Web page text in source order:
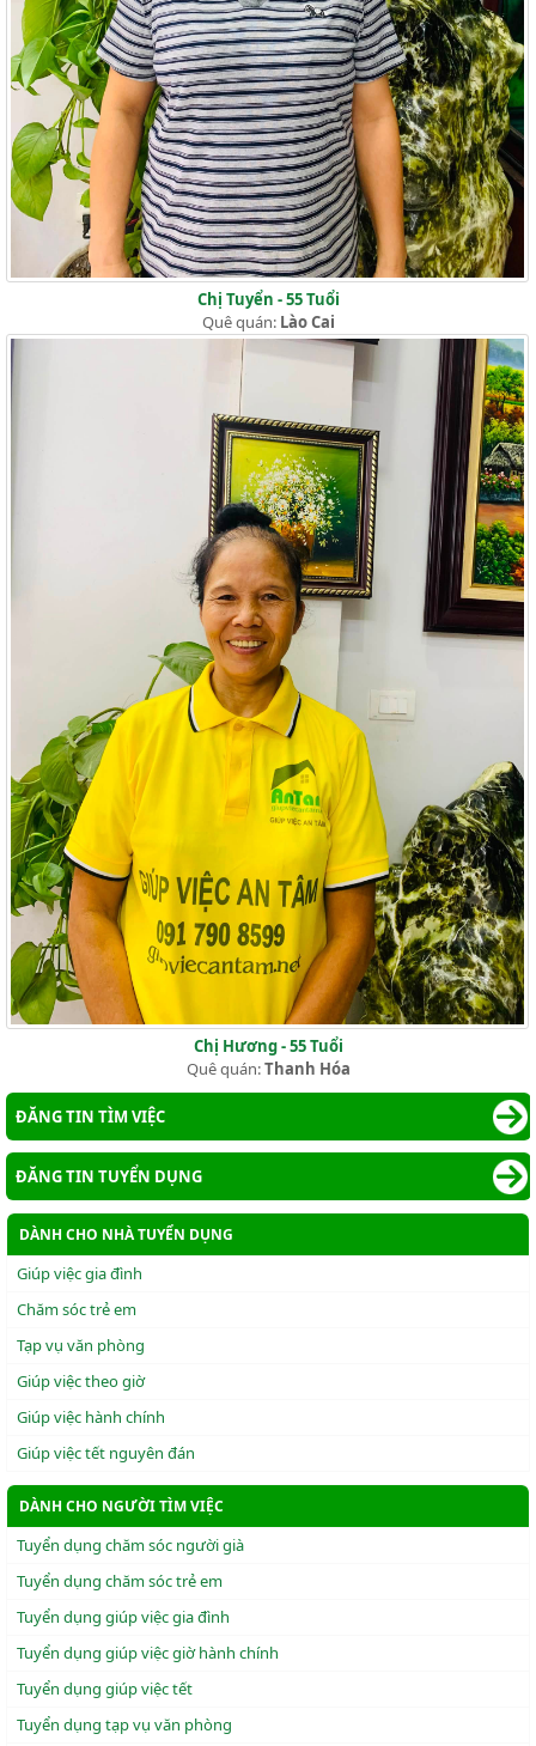
Chị Tuyển - 55 Tuổi
Quê quán: Lào Cai
Chị Hương - 55 Tuổi
Quê quán:Thanh Hóa
ĐĂNG TIN TÌM VIỆC
ĐĂNG TIN TUYỂN DỤNG
DÀNH CHO NHÀ TUYỂN DỤNG
Giúp việc gia đình
Chăm sóc trẻ em
Tạp vụ văn phòng
Giúp việc theo giờ
Giúp việc hành chính
Giúp việc tết nguyên đán
DÀNH CHO NGƯỜI TÌM VIỆC
Tuyển dụng chăm sóc người già
Tuyển dụng chăm sóc trẻ em
Tuyển dụng giúp việc gia đình
Tuyển dụng giúp việc giờ hành chính
Tuyển dụng giúp việc tết
Tuyển dụng tạp vụ văn phòng